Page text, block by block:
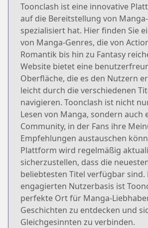
Toonclash ist eine innovative
auf die Bereitstellung von
spezialisiert hat. Hier finden Sie
von Manga-Genres, die von
Romantik bis hin zu Fantasy
Website bietet eine
Oberfläche, die es den Nutzern
leicht durch die verschiedenen
navigieren. Toonclash ist nicht
Lesen von Manga, sondern auch
Community, in der Fans ihre
Empfehlungen austauschen
Plattform wird regelmäßig
sicherzustellen, dass die
beliebtesten Titel verfügbar
engagierten Nutzerbasis ist
perfekte Ort für Manga-
Geschichten zu entdecken und
Gleichgesinnten zu verbinden.